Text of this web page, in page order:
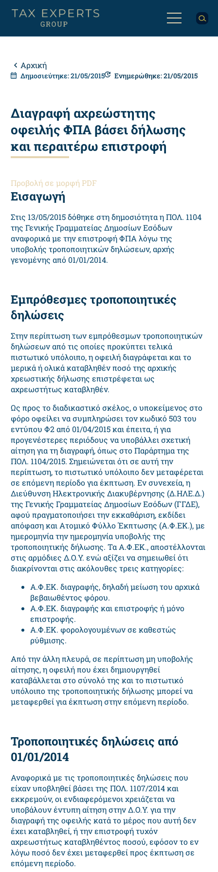
προς
κυρίως
Breadcrumb
Αρχική
Δημοσιεύτηκε: 21/05/2015 Ενημερώθηκε: 21/05/2015
Διαγραφή αχρεώστητης
οφειλής ΦΠΑ βάσει δήλωσης
και περαιτέρω επιστροφή
Προβολή σε μορφή PDF
Εισαγωγή
Στις 13/05/2015 δόθηκε στη δημοσιότητα η ΠΟΛ. 1104
της Γενικής Γραμματείας Δημοσίων Εσόδων
αναφορικά με την επιστροφή ΦΠΑ λόγω της
υποβολής τροποποιητικών δηλώσεων, αρχής
γενομένης από 01/01/2014.
Εμπρόθεσμες τροποποιητικές
δηλώσεις
Στην περίπτωση των εμπρόθεσμων τροποποιητικών
δηλώσεων από τις οποίες προκύπτει τελικά
πιστωτικό υπόλοιπο, η οφειλή διαγράφεται και το
μερικά ή ολικά καταβληθέν ποσό της αρχικής
χρεωστικής δήλωσης επιστρέφεται ως
αχρεωστήτως καταβληθέν.
Ως προς το διαδικαστικό σκέλος, ο υποκείμενος στο
φόρο οφείλει να συμπληρώσει τον κωδικό 503 του
εντύπου Φ2 από 01/04/2015 και έπειτα, ή για
προγενέστερες περιόδους να υποβάλλει σχετική
αίτηση για τη διαγραφή, όπως στο Παράρτημα της
ΠΟΛ. 1104/2015. Σημειώνεται ότι σε αυτή την
περίπτωση, το πιστωτικό υπόλοιπο δεν μεταφέρεται
σε επόμενη περίοδο για έκπτωση. Εν συνεχεία, η
Διεύθυνση Ηλεκτρονικής Διακυβέρνησης (Δ.ΗΛΕ.Δ.)
της Γενικής Γραμματείας Δημοσίων Εσόδων (ΓΓΔΕ),
αφού πραγματοποιήσει την εκκαθάριση, εκδίδει
απόφαση και Ατομικό Φύλλο Έκπτωσης (Α.Φ.ΕΚ.), με
ημερομηνία την ημερομηνία υποβολής της
τροποποιητικής δήλωσης. Τα Α.Φ.ΕΚ., αποστέλλονται
στις αρμόδιες Δ.Ο.Υ. ενώ αξίζει να σημειωθεί ότι
διακρίνονται στις ακόλουθες τρεις κατηγορίες:
Α.Φ.ΕΚ. διαγραφής, δηλαδή μείωση του αρχικά
βεβαιωθέντος φόρου.
Α.Φ.ΕΚ. διαγραφής και επιστροφής ή μόνο
επιστροφής.
Α.Φ.ΕΚ. φορολογουμένων σε καθεστώς
ρύθμισης.
Από την άλλη πλευρά, σε περίπτωση μη υποβολής
αίτησης, η οφειλή που έχει δημιουργηθεί
καταβάλλεται στο σύνολό της και το πιστωτικό
υπόλοιπο της τροποποιητικής δήλωσης μπορεί να
μεταφερθεί για έκπτωση στην επόμενη περίοδο.
Τροποποιητικές δηλώσεις από
01/01/2014
Αναφορικά με τις τροποποιητικές δηλώσεις που
είχαν υποβληθεί βάσει της ΠΟΛ. 1107/2014 και
εκκρεμούν, οι ενδιαφερόμενοι χρειάζεται να
υποβάλουν έντυπη αίτηση στην Δ.Ο.Υ. για την
διαγραφή της οφειλής κατά το μέρος που αυτή δεν
έχει καταβληθεί, ή την επιστροφή τυχόν
αχρεωστήτως καταβληθέντος ποσού, εφόσον το εν
λόγω ποσό δεν έχει μεταφερθεί προς έκπτωση σε
επόμενη περίοδο.